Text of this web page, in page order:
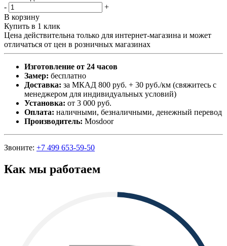
-
+
В корзину
Купить в 1 клик
Цена действительна только для интернет-магазина и может
отличаться от цен в розничных магазинах
Изготовление от 24 часов
Замер: бесплатно
Доставка: за МКАД 800 руб. + 30 руб./км (свяжитесь с
менеджером для индивидуальных условий)
Установка: от 3 000 руб.
Оплата: наличными, безналичными, денежный перевод
Производитель: Mosdoor
Звоните: +7 499 653-59-50
Как мы работаем